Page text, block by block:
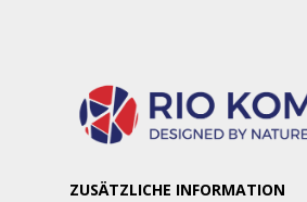
ZUSÄTZLICHE INFORMATION